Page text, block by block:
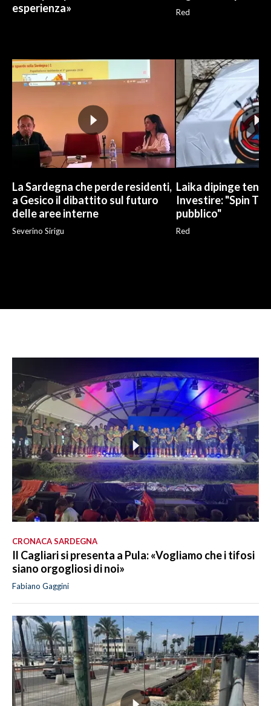
esperienza»
Red
La Sardegna che perde residenti,
a Gesico il dibattito sul futuro
delle aree interne
Severino Sirigu
Laika dipinge
Investire: "Spin
pubblico"
Red
CRONACA SARDEGNA
Il Cagliari si presenta a Pula: «Vogliamo che i tifosi
siano orgogliosi di noi»
Fabiano Gaggini